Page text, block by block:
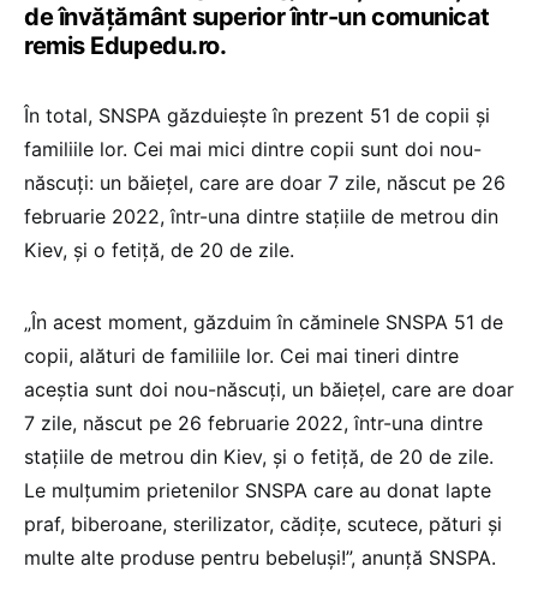
de învățământ superior într-un comunicat
remis Edupedu.ro.
În total, SNSPA găzduiește în prezent 51 de copii și
familiile lor. Cei mai mici dintre copii sunt doi nou-
născuți: un băiețel, care are doar 7 zile, născut pe 26
februarie 2022, într-una dintre stațiile de metrou din
Kiev, și o fetiță, de 20 de zile.
„În acest moment, găzduim în căminele SNSPA 51 de
copii, alături de familiile lor. Cei mai tineri dintre
aceștia sunt doi nou-născuți, un băiețel, care are doar
7 zile, născut pe 26 februarie 2022, într-una dintre
stațiile de metrou din Kiev, și o fetiță, de 20 de zile.
Le mulțumim prietenilor SNSPA care au donat lapte
praf, biberoane, sterilizator, cădițe, scutece, pături și
multe alte produse pentru bebeluși!”, anunță SNSPA.